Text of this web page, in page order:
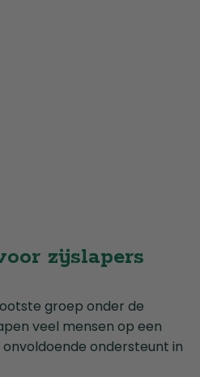
zijslapers
groep onder de
veel mensen op een
ondersteunt in